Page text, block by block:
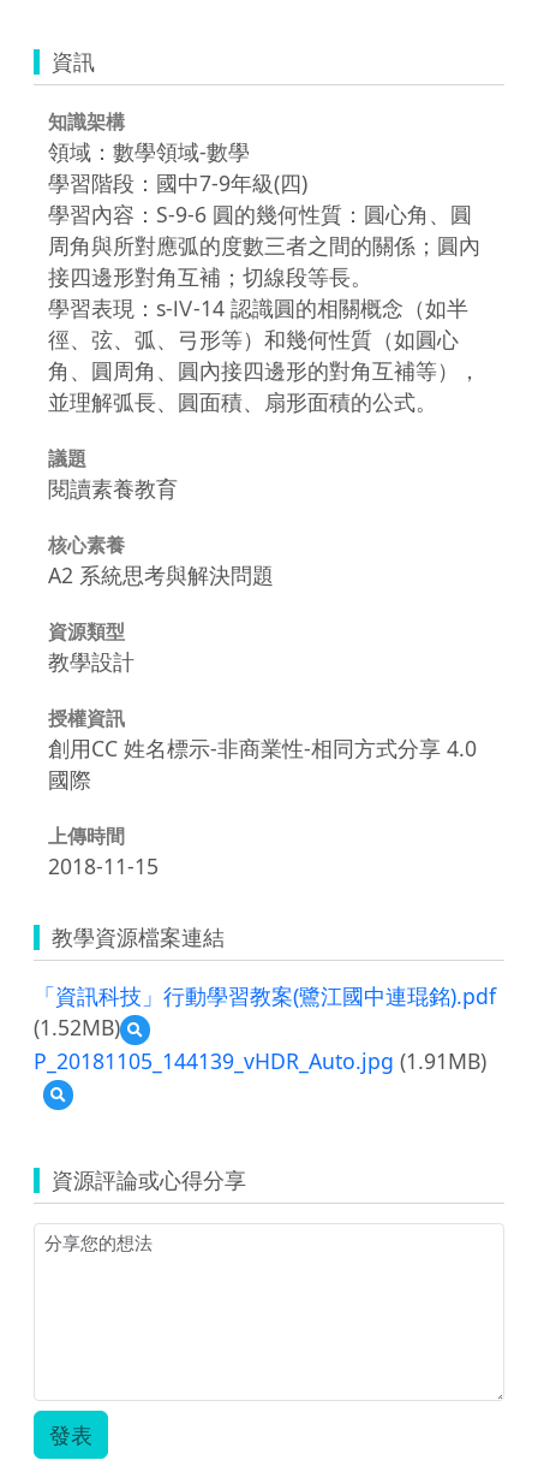
資訊
知識架構
領域：數學領域-數學
學習階段：國中7-9年級(四)
學習內容：S-9-6 圓的幾何性質：圓心角、圓
周角與所對應弧的度數三者之間的關係；圓內
接四邊形對角互補；切線段等長。
學習表現：s-Ⅳ-14 認識圓的相關概念（如半
徑、弦、弧、弓形等）和幾何性質（如圓心
角、圓周角、圓內接四邊形的對角互補等），
並理解弧長、圓面積、扇形面積的公式。
議題
閱讀素養教育
核心素養
A2 系統思考與解決問題
資源類型
教學設計
授權資訊
創用CC 姓名標示-非商業性-相同方式分享 4.0
國際
上傳時間
2018-11-15
教學資源檔案連結
「資訊科技」行動學習教案(鷺江國中連琨銘).pdf
(1.52MB)
預
覽
「資
行
動
學
習
教
P_20181105_144139_vHDR_Auto.jpg (1.91MB)
預
覽
資源評論或心得分享
發表